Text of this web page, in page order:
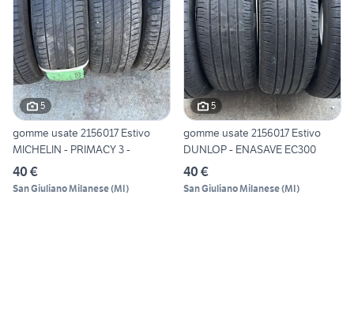
5
gomme usate 2156017 Estivo
MICHELIN - PRIMACY 3 -
40 €
San Giuliano Milanese(MI)
5
gomme usate 2156017 Estivo
DUNLOP - ENASAVE EC300
40 €
San Giuliano Milanese(MI)